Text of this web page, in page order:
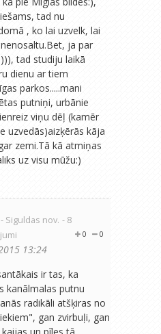
tad nu
, ko lai uzvelk, lai
ja par
tad studiju laikā
dienu ar tiem
parkos.....mani
putniņi, urbānie
viņu dēļ (kamēr
uzvedās)aizķērās kāja
zemi.Tā kā atmiņas
uz visu mūžu:)
- Siguldas nov. - 8
0
0
13:24
ir tas, ka
kanālmalas putnu
radikāli atšķiras no
gan zvirbuļi, gan